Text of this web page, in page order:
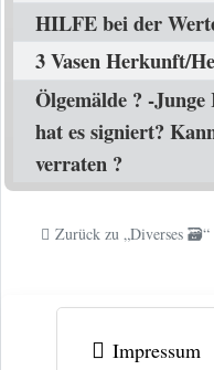
HILFE bei der
3 Vasen Herkunft/
Ölgemälde ? -
hat es signiert?
verraten ?
Zurück zu „Diverses 🗃️“
Impressum